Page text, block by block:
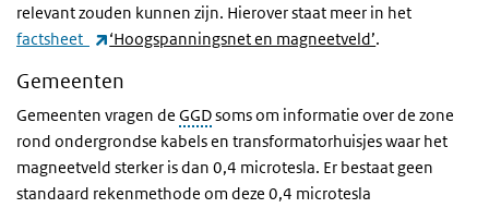
relevant zouden kunnen zijn. Hierover staat meer in het
factsheet
(externe link)
‘Hoogspanningsnet en magneetveld’.
Gemeenten
Gemeenten vragen de GGDsoms om informatie over de zone
rond ondergrondse kabels en transformatorhuisjes waar het
magneetveld sterker is dan 0,4 microtesla. Er bestaat geen
standaard rekenmethode om deze 0,4 microtesla